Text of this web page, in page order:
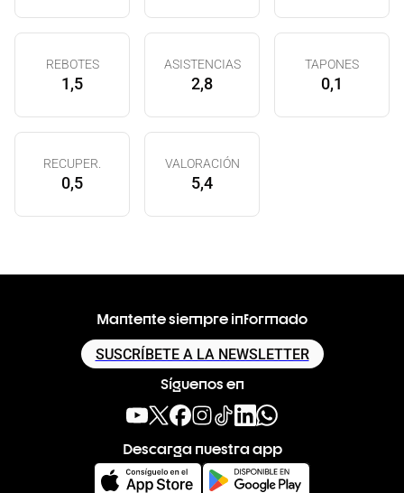
REBOTES
1,5
ASISTENCIAS
2,8
TAPONES
0,1
RECUPER.
0,5
VALORACIÓN
5,4
Mantente siempre informado
SUSCRÍBETE A LA NEWSLETTER
Síguenos en
Descarga nuestra app